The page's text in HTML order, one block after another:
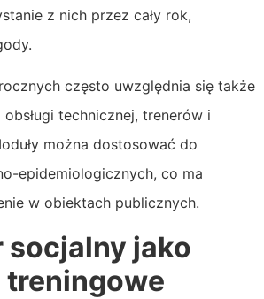
z nich przez cały rok,
często uwzględnia się także
technicznej, trenerów i
można dostosować do
epidemiologicznych, co ma
w obiektach publicznych.
socjalny jako
treningowe